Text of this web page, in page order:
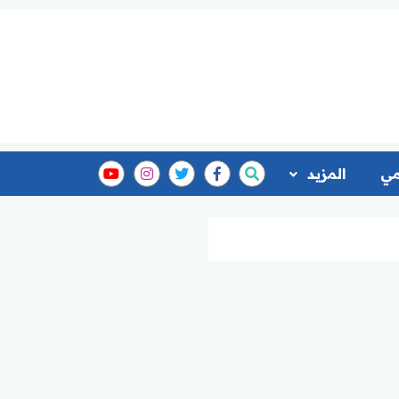
المزيد